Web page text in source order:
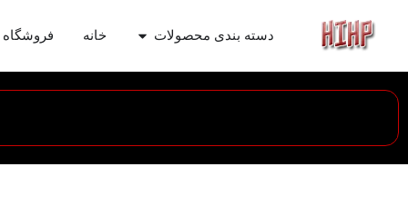
دسته بندی محصولات خانه فروشگاه